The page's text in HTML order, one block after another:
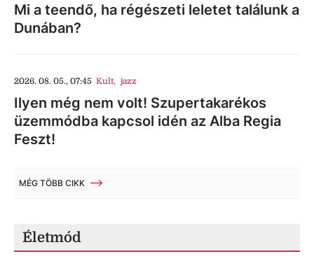
Mi a teendő, ha régészeti leletet találunk a
Dunában?
2026. 08. 05., 07:45 Kult, jazz
Ilyen még nem volt! Szupertakarékos
üzemmódba kapcsol idén az Alba Regia
Feszt!
MÉG TÖBB CIKK
Életmód